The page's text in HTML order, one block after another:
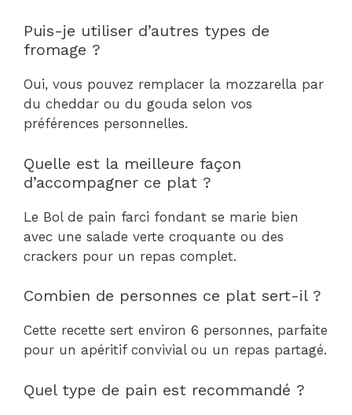
Puis-je utiliser d’autres types de
fromage ?
Oui, vous pouvez remplacer la mozzarella par
du cheddar ou du gouda selon vos
préférences personnelles.
Quelle est la meilleure façon
d’accompagner ce plat ?
Le Bol de pain farci fondant se marie bien
avec une salade verte croquante ou des
crackers pour un repas complet.
Combien de personnes ce plat sert-il ?
Cette recette sert environ 6 personnes, parfaite
pour un apéritif convivial ou un repas partagé.
Quel type de pain est recommandé ?